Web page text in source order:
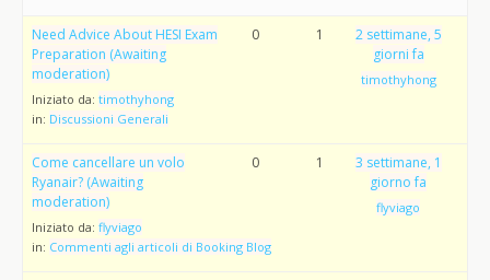
Need Advice About HESI Exam
Preparation (Awaiting
moderation)
Iniziato da: timothyhong
in: Discussioni Generali
0 1
2 settimane, 5
giorni fa
timothyhong
Come cancellare un volo
Ryanair? (Awaiting
moderation)
Iniziato da: flyviago
in: Commenti agli articoli di Booking Blog
0 1
3 settimane, 1
giorno fa
flyviago